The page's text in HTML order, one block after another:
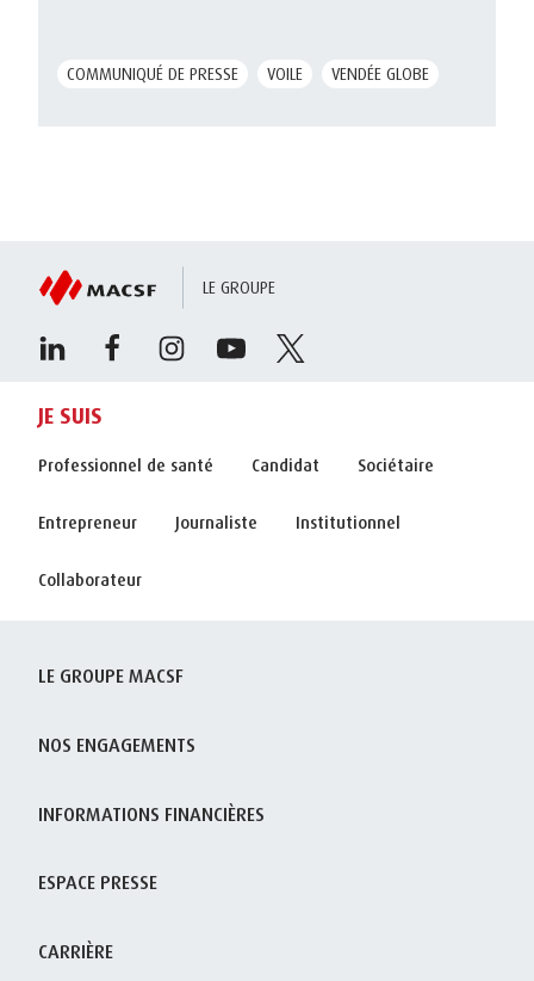
COMMUNIQUÉ DE PRESSE VOILE VENDÉE GLOBE
LE GROUPE
JE SUIS
Professionnel de santé Candidat Sociétaire
Entrepreneur Journaliste Institutionnel
Collaborateur
LE GROUPE MACSF
NOS ENGAGEMENTS
INFORMATIONS FINANCIÈRES
ESPACE PRESSE
CARRIÈRE